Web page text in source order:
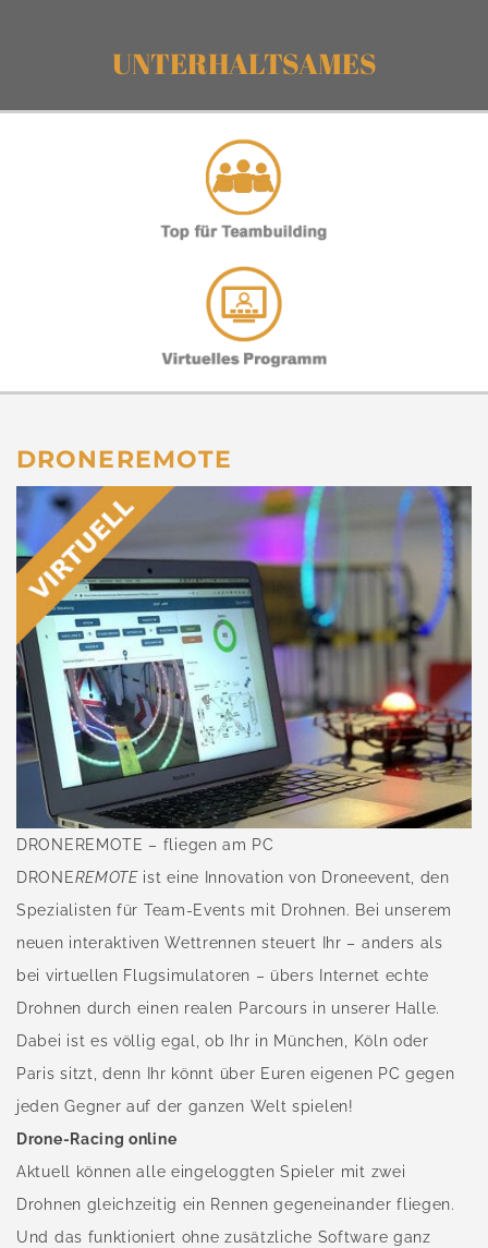
UNTERHALTSAMES
DRONEREMOTE
DRONEREMOTE – fliegen am PC
DRONEREMOTEist eine Innovation von Droneevent, den
Spezialisten für Team-Events mit Drohnen. Bei unserem
neuen interaktiven Wettrennen steuert Ihr – anders als
bei virtuellen Flugsimulatoren – übers Internet echte
Drohnen durch einen realen Parcours in unserer Halle.
Dabei ist es völlig egal, ob Ihr in München, Köln oder
Paris sitzt, denn Ihr könnt über Euren eigenen PC gegen
jeden Gegner auf der ganzen Welt spielen!
Drone-Racing online
Aktuell können alle eingeloggten Spieler mit zwei
Drohnen gleichzeitig ein Rennen gegeneinander fliegen.
Und das funktioniert ohne zusätzliche Software ganz